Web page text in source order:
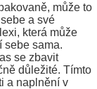
může to
a své
která může
sebe sama.
se zbavit
důležité. Tímto
a naplnění v